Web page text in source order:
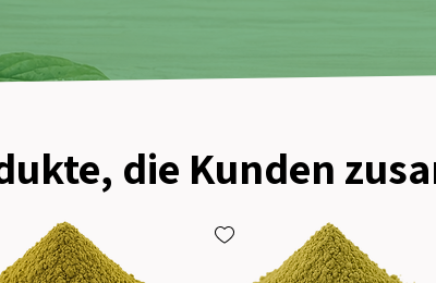
die Kunden